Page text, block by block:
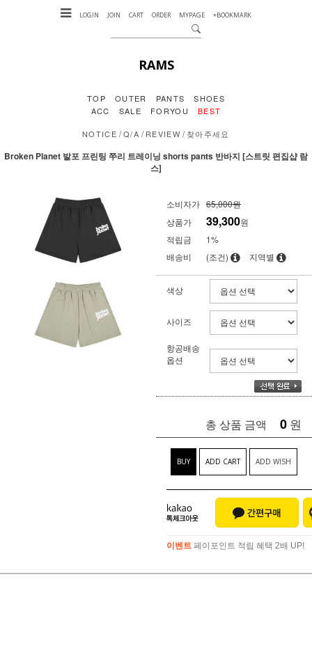
LOGIN JOIN CART ORDER MYPAGE +BOOKMARK
RAMS
TOP OUTER PANTS
SHOES
ACC
SALE FORYOU BEST
NOTICE /Q/A /REVIEW /찾아주세요
Broken Planet 발포 프린팅 쭈리 트레이닝 shorts pants 반바지 [스트릿 편집샵 람
스]
소비자가 65,000원
상품가
39,300원
적립금
1%
배송비
(조건) 지역별
색상
사이즈
항공배송
옵션
총 상품 금액 0 원
BUY ADD CART ADD WISH
이벤트 페이포인트 적립 혜택 2배 UP!